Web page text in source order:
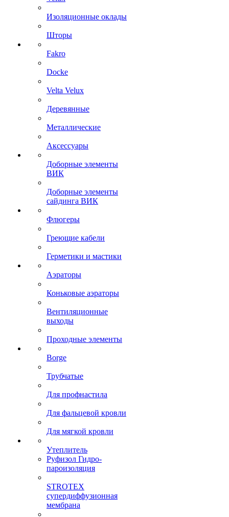
Изоляционные оклады
Шторы
Fakro
Docke
Velta Velux
Деревянные
Металлические
Аксессуары
Доборные элементы
ВИК
Доборные элементы
сайдинга ВИК
Флюгеры
Греющие кабели
Герметики и мастики
Аэраторы
Коньковые аэраторы
Вентиляционные
выходы
Проходные элементы
Borge
Трубчатые
Для профнастила
Для фальцевой кровли
Для мягкой кровли
Утеплитель
Руфизол Гидро-
пароизоляция
STROTEX
супердиффузионная
мембрана